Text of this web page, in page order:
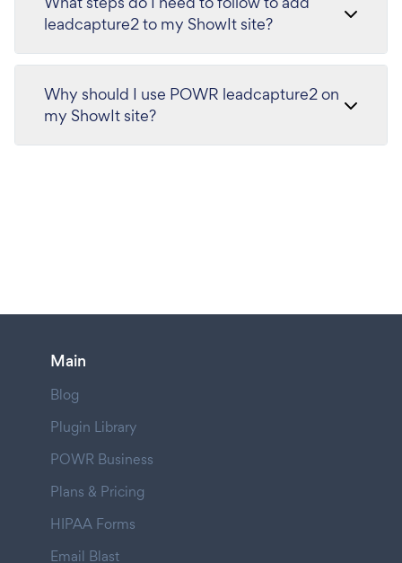
leadcapture2 to my ShowIt site?
Why should I use POWR leadcapture2 on
my ShowIt site?
Main
Blog
Plugin Library
POWR Business
Plans & Pricing
HIPAA Forms
Email Blast